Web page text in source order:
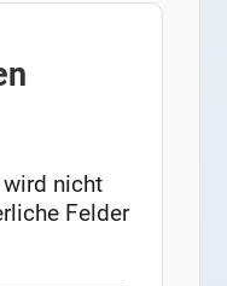
wird nicht
Felder